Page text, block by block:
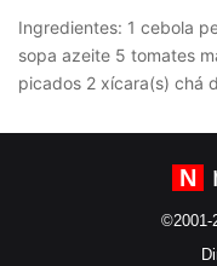
Ingredientes: 1 cebola
sopa azeite 5 tomates
picados 2 xícara(s) chá
N
©2001-